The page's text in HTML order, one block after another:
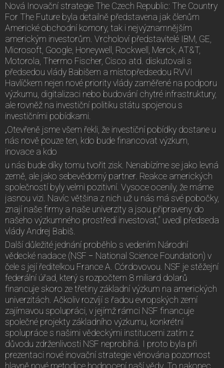
Nová Inovační strategie The Czech Republic: The Country
For The Future byla detailně představena jak členům
Americké obchodní komory, tak i nejvýznamnějším
americkým investorům. Vrcholoví představitelé IBM, GE,
Microsoft, Google, Honeywell, Rockwell, Merck, AT&T,
Motorola, Thermo Fischer, Cisco atd. diskutovali s
předsedou vlády Babišem a místopředsedou RVVI
Havlíčkem nejen nové priority vlády zaměřené na podporu
výzkumu, digitalizaci nebo budování chytré infrastruktury,
ale rovněž na investiční politiku státu spojenou s
investičními pobídkami.
„Otevřeně jsme všem řekli, že investiční pobídky dostane u
nás nově pouze ten, kdo bude financovat výzkum,
inovace a kdo
u nás bude díky tomu tvořit zisk. Nenabízíme se jako levná
země, ale jako sebevědomý partner. Reakce amerických
společností byly velmi pozitivní. Vysoce ocenily, že máme
jasnou vizi. Navíc většina z nich už u nás má své pobočky,
znají naše firmy a naše univerzity a jsou připraveny do
našeho výzkumného prostředí investovat,“ uvedl předseda
vlády Andrej Babiš.
Další důležité jednání proběhlo s vedením Národní
vědecké nadace (NSF − National Science Foundation) v
čele s její ředitelkou France A. Córdovovou. NSF je stěžejní
federální úřad, který s rozpočtem 8 miliard dolarů
financuje skoro ze třetiny základní výzkum na amerických
univerzitách. Ačkoliv rozvíjí s řadou evropských zemí
zajímavou spolupráci, v jejímž rámci NSF financuje
společné projekty základního výzkumu, konkrétní
spolupráce s našimi vědeckými institucemi zatím z
důvodu zdrženlivosti NSF neprobíhá. I proto byla při
prezentaci nové inovační strategie věnována pozornost
hlavně nové metodice hodnocení naší vědy. To nakonec